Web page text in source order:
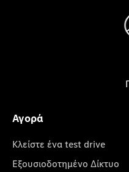
Αγορά
Κλείστε ένα test drive
Εξουσιοδοτημένο Δίκτυο